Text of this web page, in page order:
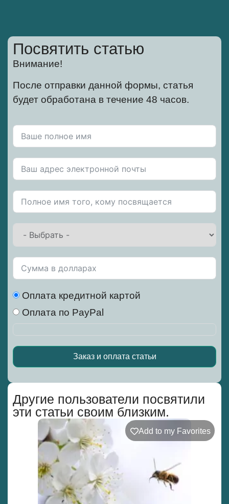
Другие пользователи посвятили
эти статьи своим близким.
Add to my Favorites
Посвятить статью
Внимание!
После отправки данной формы, статья
будет обработана в течение 48 часов.
Оплата кредитной картой
Оплата по PayPal
Заказ и оплата статьи
Alternative: